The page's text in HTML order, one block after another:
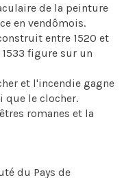
de la peinture
en vendômois.
entre 1520 et
1533 figure sur un
et l'incendie gagne
que le clocher.
romanes et la
du Pays de